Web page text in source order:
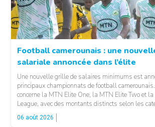
Football camerounais : une
salariale annoncée dans l’élite
Une nouvelle grille de salaires minimums est
principaux championnats de football
concerne la MTN Elite One, la MTN Elite Two et
League, avec des montants distincts selon les
fonctions. LA SUITE APRÈS LA PUBLICITÉ
relayées par Allez Les Lions, […]
06 août 2026